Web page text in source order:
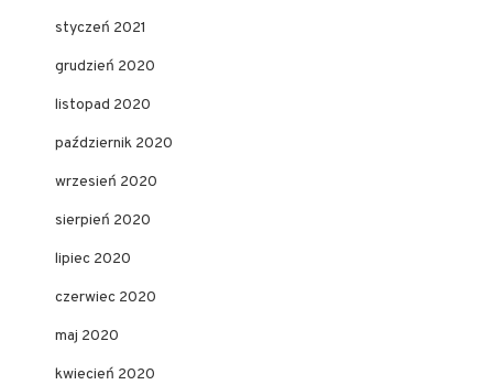
styczeń 2021
grudzień 2020
listopad 2020
październik 2020
wrzesień 2020
sierpień 2020
lipiec 2020
czerwiec 2020
maj 2020
kwiecień 2020